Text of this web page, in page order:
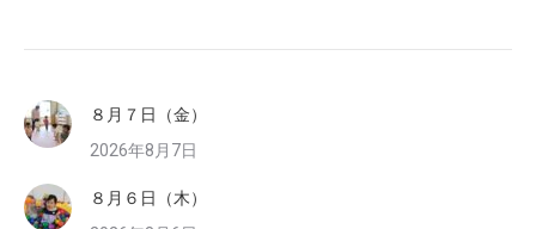
８月７日（金）
2026年8月7日
８月６日（木）